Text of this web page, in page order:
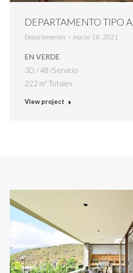
DEPARTAMENTO TIPO A
Departamentos marzo 18, 2021
EN VERDE
3D / 4B /Servicio
222 m² Totales
View project